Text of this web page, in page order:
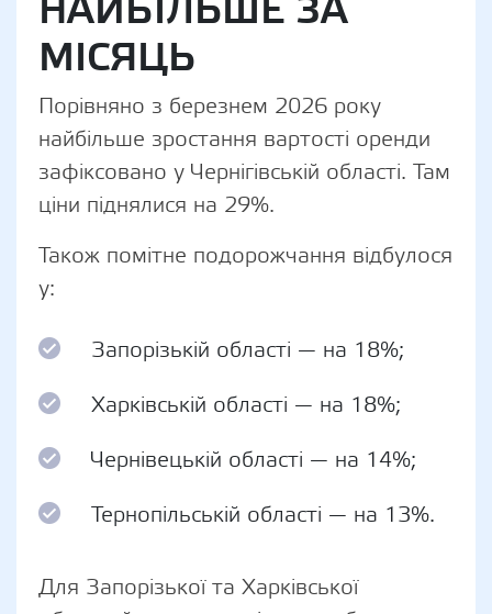
НАЙБІЛЬШЕ ЗА
МІСЯЦЬ
Порівняно з березнем 2026 року
найбільше зростання вартості оренди
зафіксовано у Чернігівській області. Там
ціни піднялися на 29%.
Також помітне подорожчання відбулося
у:
Запорізькій області — на 18%;
Харківській області — на 18%;
Чернівецькій області — на 14%;
Тернопільській області — на 13%.
Для Запорізької та Харківської